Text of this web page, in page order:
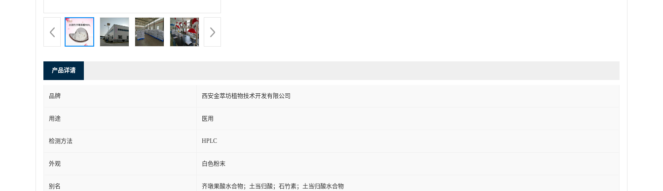
产品详请
品牌 西安金萃坊植物技术开发有限公司
用途 医用
检测方法 HPLC
外观 白色粉末
别名 齐墩果酸水合物；土当归酸；石竹素；土当归酸水合物